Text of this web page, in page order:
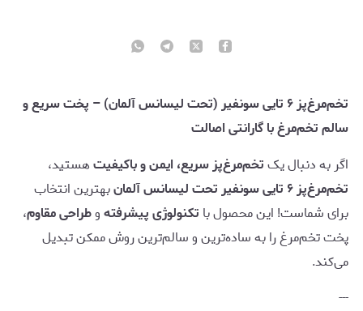
تخم‌مرغ‌پز ۶ تایی سونفیر (تحت لیسانس آلمان) – پخت سریع و
سالم تخم‌مرغ با گارانتی اصالت
اگر به دنبال یکتخم‌مرغ‌پز سریع، ایمن و باکیفیتهستید،
تخم‌مرغ‌پز ۶ تایی سونفیر تحت لیسانس آلمان
بهترین انتخاب
برای شماست! این محصول با تکنولوژی پیشرفتهوطراحی مقاوم،
پخت تخم‌مرغ را به ساده‌ترین و سالم‌ترین روش ممکن تبدیل
می‌کند.
---